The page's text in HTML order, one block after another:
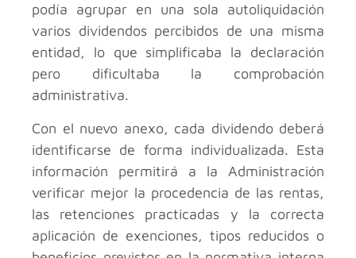
podía agrupar en una sola autoliquidación
varios dividendos percibidos de una misma
entidad, lo que simplificaba la declaración
pero dificultaba la comprobación
administrativa.
Con el nuevo anexo, cada dividendo deberá
identificarse de forma individualizada. Esta
información permitirá a la Administración
verificar mejor la procedencia de las rentas,
las retenciones practicadas y la correcta
aplicación de exenciones, tipos reducidos o